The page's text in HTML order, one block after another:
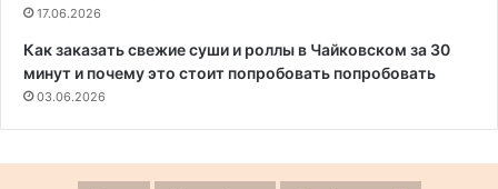
17.06.2026
Как заказать свежие суши и роллы в Чайковском за 30
минут и почему это стоит попробовать попробовать
03.06.2026